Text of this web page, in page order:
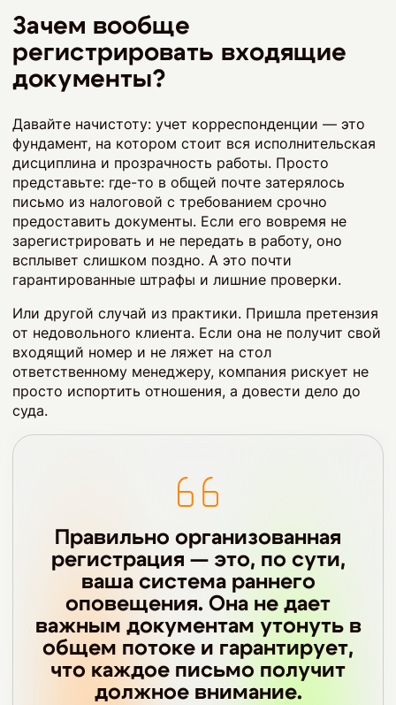
Зачем вообще
регистрировать входящие
документы?
Давайте начистоту: учет корреспонденции — это
фундамент, на котором стоит вся исполнительская
дисциплина и прозрачность работы. Просто
представьте: где-то в общей почте затерялось
письмо из налоговой с требованием срочно
предоставить документы. Если его вовремя не
зарегистрировать и не передать в работу, оно
всплывет слишком поздно. А это почти
гарантированные штрафы и лишние проверки.
Или другой случай из практики. Пришла претензия
от недовольного клиента. Если она не получит свой
входящий номер и не ляжет на стол
ответственному менеджеру, компания рискует не
просто испортить отношения, а довести дело до
суда.
Правильно организованная
регистрация — это, по сути,
ваша система раннего
оповещения. Она не дает
важным документам утонуть в
общем потоке и гарантирует,
что каждое письмо получит
должное внимание.